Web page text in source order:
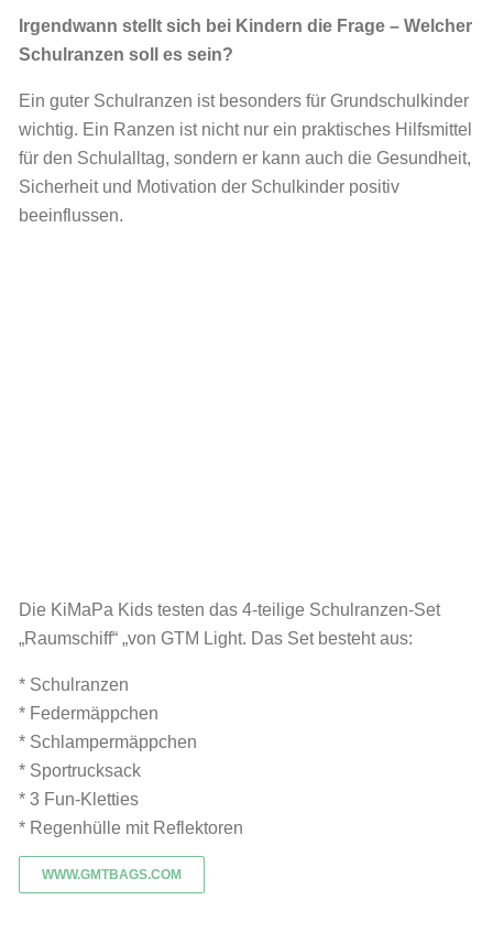
Irgendwann stellt sich bei Kindern die Frage – Welcher
Schulranzen soll es sein?
Ein guter Schulranzen ist besonders für Grundschulkinder
wichtig. Ein Ranzen ist nicht nur ein praktisches Hilfsmittel
für den Schulalltag, sondern er kann auch die Gesundheit,
Sicherheit und Motivation der Schulkinder positiv
beeinflussen.
Die KiMaPa Kids testen das 4-teilige Schulranzen-Set
„Raumschiff“ „von GTM Light. Das Set besteht aus:
* Schulranzen
* Federmäppchen
* Schlampermäppchen
* Sportrucksack
* 3 Fun-Kletties
* Regenhülle mit Reflektoren
WWW.GMTBAGS.COM